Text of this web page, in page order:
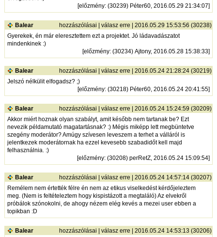
[előzmény: (30239) Péter60, 2016.05.29 21:34:07]
Balear hozzászólásai |válasz erre | 2016.05.29 15:53:56 (30238)
Gyerekek, én már eleresztettem ezt a projektet. Jó ládavadászatot
mindenkinek :)
[előzmény: (30234) Ajtony, 2016.05.28 15:38:33]
Balear hozzászólásai |válasz erre | 2016.05.24 21:28:24 (30219)
Jelszó nélkülit elfogadsz? ;)
[előzmény: (30218) Péter60, 2016.05.24 20:41:55]
Balear hozzászólásai |válasz erre | 2016.05.24 15:24:59 (30209)
Akkor miért hoznak olyan szabályt, amit később nem tartanak be? Ezt
nevezik példamutató magatartásnak? :) Mégis miképp lett megbüntetve
szegény moderátor? Amúgy szívesen leveszem a terhet a válláról is
jelentkezek moderátornak ha ezzel kevesebb szabadidőt kell majd
felhasználnia. :)
[előzmény: (30208) perRetZ, 2016.05.24 15:09:54]
Balear hozzászólásai |válasz erre | 2016.05.24 14:57:14 (30207)
Remélem nem értették félre én nem az etikus viselkedést kérdőjeleztem
meg. (Nem is feltételeztem hogy kispistázott a megtaláló) Az elvekről
próbálok szónokolni, de ahogy nézem elég kevés a mezei user ebben a
topikban :D
Balear hozzászólásai |válasz erre | 2016.05.24 14:53:13 (30206)